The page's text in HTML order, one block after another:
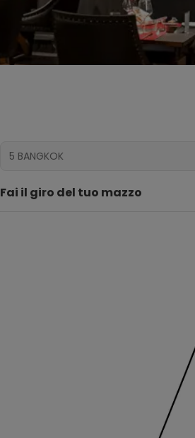
Fai il giro del tuo mazzo